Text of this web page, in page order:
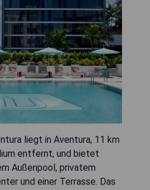
liegt in Aventura, 11 km
entfernt, und bietet
Außenpool, privatem
und einer Terrasse. Das